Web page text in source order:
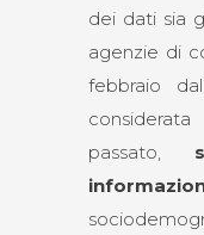
dei dati sia
agenzie di
febbraio
passato,